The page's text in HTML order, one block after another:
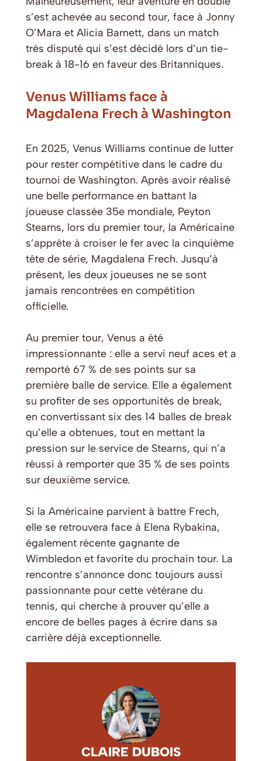
s’est achevée au second tour, face à Jonny
O’Mara et Alicia Barnett, dans un match
très disputé qui s’est décidé lors d’un tie-
break à 18-16 en faveur des Britanniques.
Venus Williams face à
Magdalena Frech à Washington
En 2025, Venus Williams continue de lutter
pour rester compétitive dans le cadre du
tournoi de Washington. Après avoir réalisé
une belle performance en battant la
joueuse classée 35e mondiale, Peyton
Stearns, lors du premier tour, la Américaine
s’apprête à croiser le fer avec la cinquième
tête de série, Magdalena Frech. Jusqu’à
présent, les deux joueuses ne se sont
jamais rencontrées en compétition
officielle.
Au premier tour, Venus a été
impressionnante : elle a servi neuf aces et a
remporté 67 % de ses points sur sa
première balle de service. Elle a également
su profiter de ses opportunités de break,
en convertissant six des 14 balles de break
qu’elle a obtenues, tout en mettant la
pression sur le service de Stearns, qui n’a
réussi à remporter que 35 % de ses points
sur deuxième service.
Si la Américaine parvient à battre Frech,
elle se retrouvera face à Elena Rybakina,
également récente gagnante de
Wimbledon et favorite du prochain tour. La
rencontre s’annonce donc toujours aussi
passionnante pour cette vétérane du
tennis, qui cherche à prouver qu’elle a
encore de belles pages à écrire dans sa
carrière déjà exceptionnelle.
CLAIRE DUBOIS